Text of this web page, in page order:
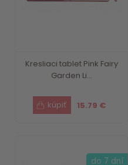
Kresliaci tablet Pink Fairy
Garden Li...
15.79 €
do 7 dní